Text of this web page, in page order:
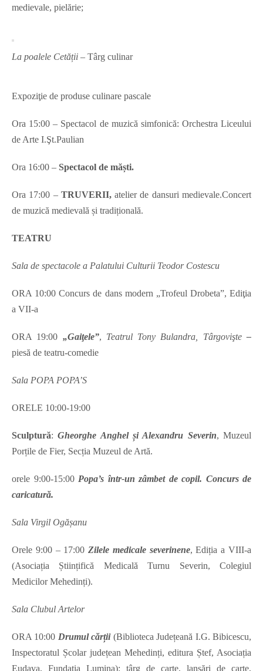
medievale, pielărie;
La poalele Cetății – Târg culinar
Expoziţie de produse culinare pascale
Ora 15:00 – Spectacol de muzică simfonică: Orchestra Liceului
de Arte I.Şt.Paulian
Ora 16:00 – Spectacol de măști.
Ora 17:00 –TRUVERII,atelier de dansuri medievale.Concert
de muzică medievală și tradițională.
TEATRU
Sala de spectacole a Palatului Culturii Teodor Costescu
ORA 10:00 Concurs de dans modern „Trofeul Drobeta”, Ediţia
a VII-a
ORA 19:00 „Gaiţele”, Teatrul Tony Bulandra, Târgovişte–
piesă de teatru-comedie
Sala POPA POPA’S
ORELE 10:00-19:00
Sculptură:Gheorghe Anghel și Alexandru Severin, Muzeul
Porțile de Fier, Secția Muzeul de Artă.
orele 9:00-15:00Popa’s într-un zâmbet de copil. Concurs de
caricatură.
Sala Virgil Ogășanu
Orele 9:00 – 17:00Zilele medicale severinene, Ediția a VIII-a
(Asociația Științifică Medicală Turnu Severin, Colegiul
Medicilor Mehedinți).
Sala Clubul Artelor
ORA 10:00 Drumul cărții(Biblioteca Județeană I.G. Bibicescu,
Inspectoratul Școlar județean Mehedinți, editura Ștef, Asociația
Eudava, Fundația Lumina): târg de carte, lansări de carte,